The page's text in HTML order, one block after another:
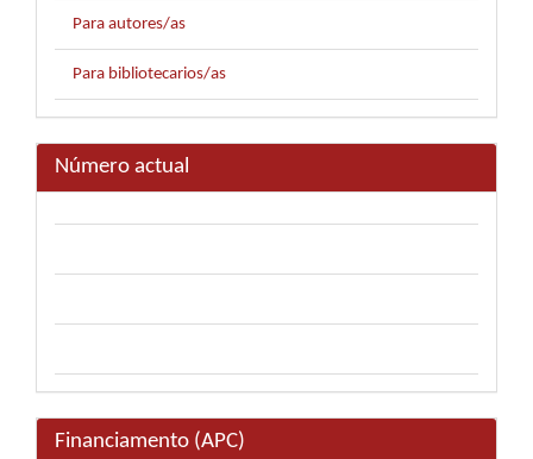
Para autores/as
Para bibliotecarios/as
Número actual
Financiamento (APC)